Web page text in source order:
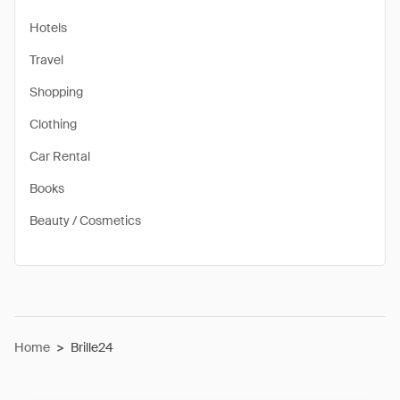
Hotels
Travel
Shopping
Clothing
Car Rental
Books
Beauty / Cosmetics
Home > Brille24